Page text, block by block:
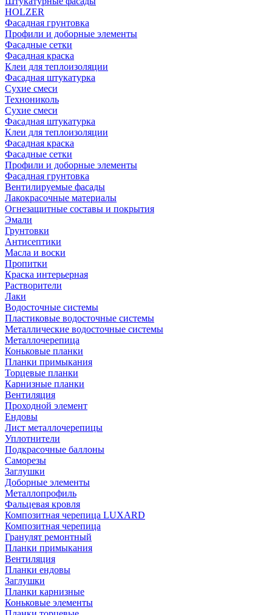
HOLZER
Фасадная грунтовка
Профили и доборные элементы
Фасадные сетки
Фасадная краска
Клеи для теплоизоляции
Фасадная штукатурка
Сухие смеси
Технониколь
Сухие смеси
Фасадная штукатурка
Клеи для теплоизоляции
Фасадная краска
Фасадные сетки
Профили и доборные элементы
Фасадная грунтовка
Вентилируемые фасады
Лакокрасочные материалы
Огнезащитные составы и покрытия
Эмали
Грунтовки
Антисептики
Масла и воски
Пропитки
Краска интерьерная
Растворители
Лаки
Водосточные системы
Пластиковые водосточные системы
Металлические водосточные системы
Металлочерепица
Коньковые планки
Планки примыкания
Торцевые планки
Карнизные планки
Вентиляция
Проходной элемент
Ендовы
Лист металлочерепицы
Уплотнители
Подкрасочные баллоны
Саморезы
Заглушки
Доборные элементы
Металлопрофиль
Фальцевая кровля
Композитная черепица LUXARD
Композитная черепица
Гранулят ремонтный
Планки примыкания
Вентиляция
Планки ендовы
Заглушки
Планки карнизные
Коньковые элементы